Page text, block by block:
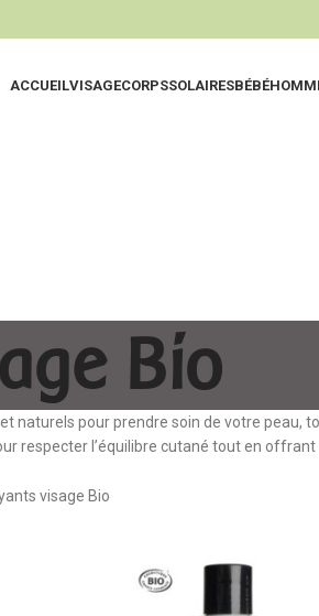
ACCUEILVISAGECORPSSOLAIRESBÉBÉ
Bio
naturels pour prendre soin de votre peau,
respecter l’équilibre cutané tout en offrant
visage Bio